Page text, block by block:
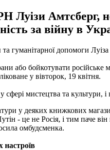
Амтсберг,
за війну в
допомоги Луіза
або бойкотувати
у вівторок, 19 квітня.
мистецтва та культури,
у деяких книжкових
- це не Росія, і тим паче
омбудсменка.
настроїв